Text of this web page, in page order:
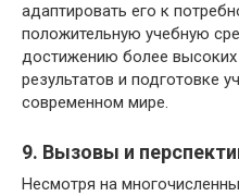
адаптировать его к
положительную учебную
достижению более
результатов и подготовке
современном мире.
9. Вызовы и
Несмотря на